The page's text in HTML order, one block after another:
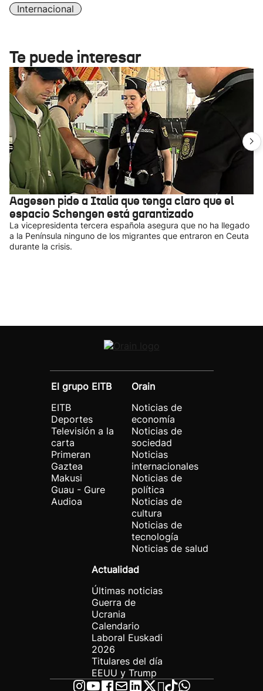
Internacional
Te puede interesar
Aagesen pide a Italia que tenga claro que el
espacio Schengen está garantizado
La vicepresidenta tercera española asegura que no ha llegado
a la Península ninguno de los migrantes que entraron en Ceuta
durante la crisis.
El grupo EITB
EITB
Deportes
Televisión a la
carta
Primeran
Gaztea
Makusi
Guau - Gure
Audioa
Orain
Noticias de
economía
Noticias de
sociedad
Noticias
internacionales
Noticias de
política
Noticias de
cultura
Noticias de
tecnología
Noticias de salud
Actualidad
Últimas noticias
Guerra de
Ucrania
Calendario
Laboral Euskadi
2026
Titulares del día
EEUU y Trump